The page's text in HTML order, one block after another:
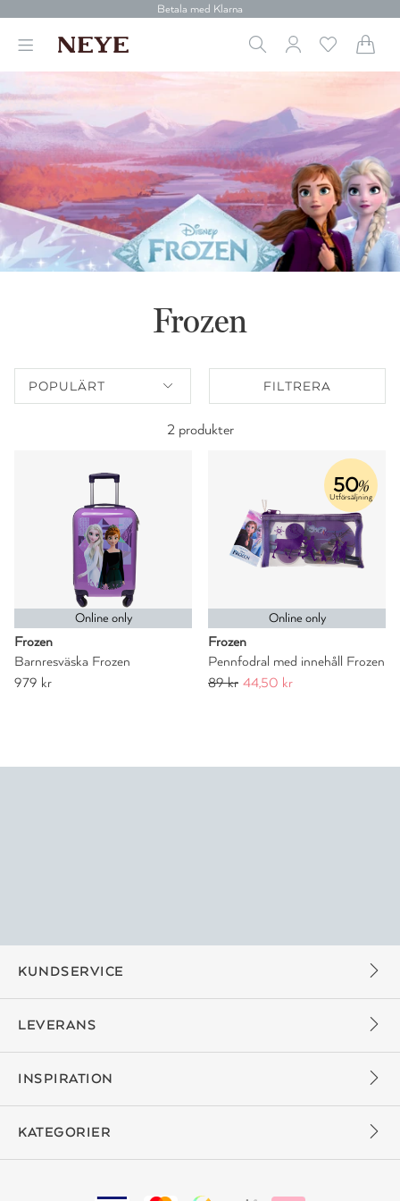
Betala med Klarna
Gratis frakt över 699 kr.
30 dagars retur
Frozen
POPULÄRT FILTRERA
2 produkter
Online only
Frozen
Barnresväska Frozen
979 kr
50%
Utförsäljning
Online only
Frozen
Pennfodral med innehåll Frozen
89 kr 44,50 kr
KUNDSERVICE
LEVERANS
INSPIRATION
KATEGORIER